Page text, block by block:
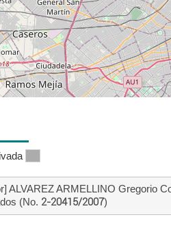
ALVAREZ ARMELLINO Gregorio
(No. 2-20415/2007)